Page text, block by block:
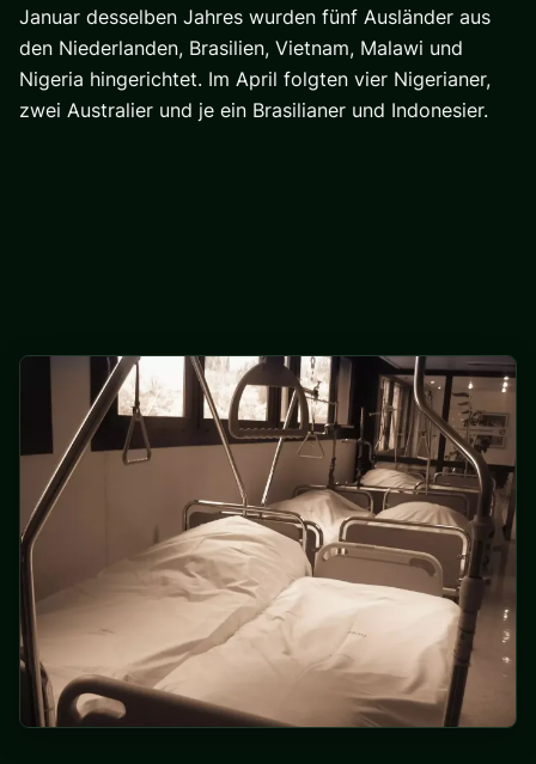
Januar desselben Jahres wurden fünf Ausländer aus
den Niederlanden, Brasilien, Vietnam, Malawi und
Nigeria hingerichtet. Im April folgten vier Nigerianer,
zwei Australier und je ein Brasilianer und Indonesier.